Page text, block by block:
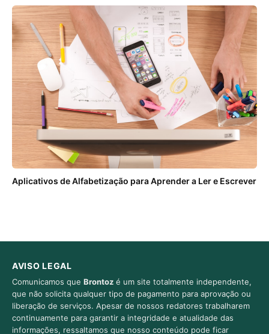
Aplicativos de Alfabetização para Aprender a Ler e Escrever
AVISO LEGAL
Comunicamos que Brontoz é um site totalmente independente,
que não solicita qualquer tipo de pagamento para aprovação ou
liberação de serviços. Apesar de nossos redatores trabalharem
continuamente para garantir a integridade e atualidade das
informações, ressaltamos que nosso conteúdo pode ficar